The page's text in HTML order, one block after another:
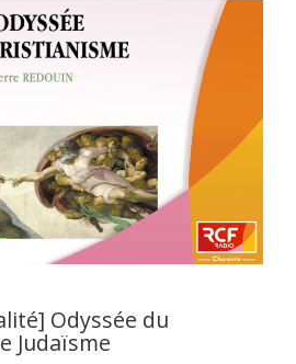
Odyssée du
Judaïsme